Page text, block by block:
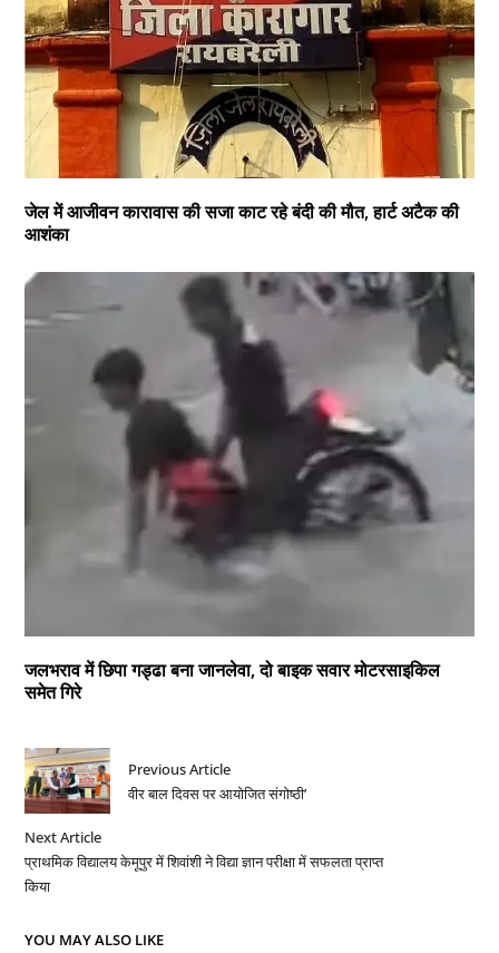
जेल में आजीवन कारावास की सजा काट रहे बंदी की मौत, हार्ट अटैक की
आशंका
जलभराव में छिपा गड्ढा बना जानलेवा, दो बाइक सवार मोटरसाइकिल
समेत गिरे
Previous Article
वीर बाल दिवस पर आयोजित संगोष्ठी’
Next Article
प्राथमिक विद्यालय केमूपुर में शिवांशी ने विद्या ज्ञान परीक्षा में सफलता प्राप्त
किया
YOU MAY ALSO LIKE